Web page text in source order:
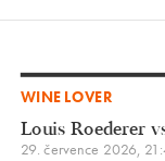
WINE LOVER
Louis Roederer
29. července 2026,